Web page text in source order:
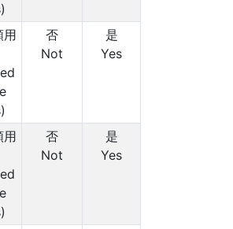
用
否
Not
是
Yes
用
否
Not
是
Yes